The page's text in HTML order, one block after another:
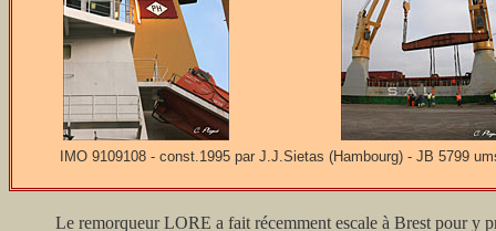
IMO 9109108 - const.1995 par J.J.Sietas (Hambourg) - JB 5799
Le remorqueur LORE a fait récemment escale à Brest pour y